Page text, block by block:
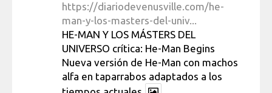
https://diariodevenusville.com/he-
man-y-los-masters-del-univ...
HE-MAN Y LOS MÁSTERS DEL
UNIVERSO crítica: He-Man Begins
Nueva versión de He-Man con machos
alfa en taparrabos adaptados a los